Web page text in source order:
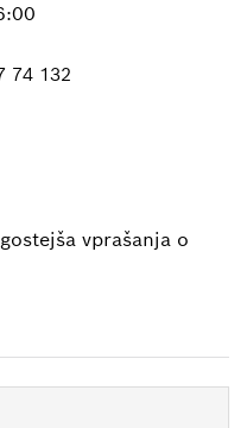
74 132
vprašanja o